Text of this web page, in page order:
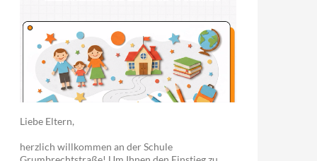
Liebe Eltern,
herzlich willkommen an der Schule